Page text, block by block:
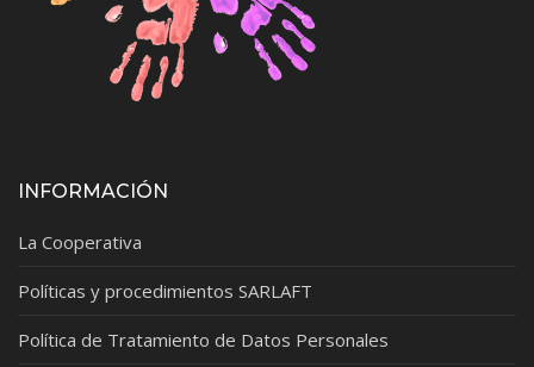
INFORMACIÓN
La Cooperativa
Políticas y procedimientos SARLAFT
Política de Tratamiento de Datos Personales